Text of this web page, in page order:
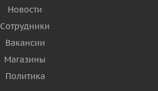
Новости
Сотрудники
Вакансии
Магазины
Политика